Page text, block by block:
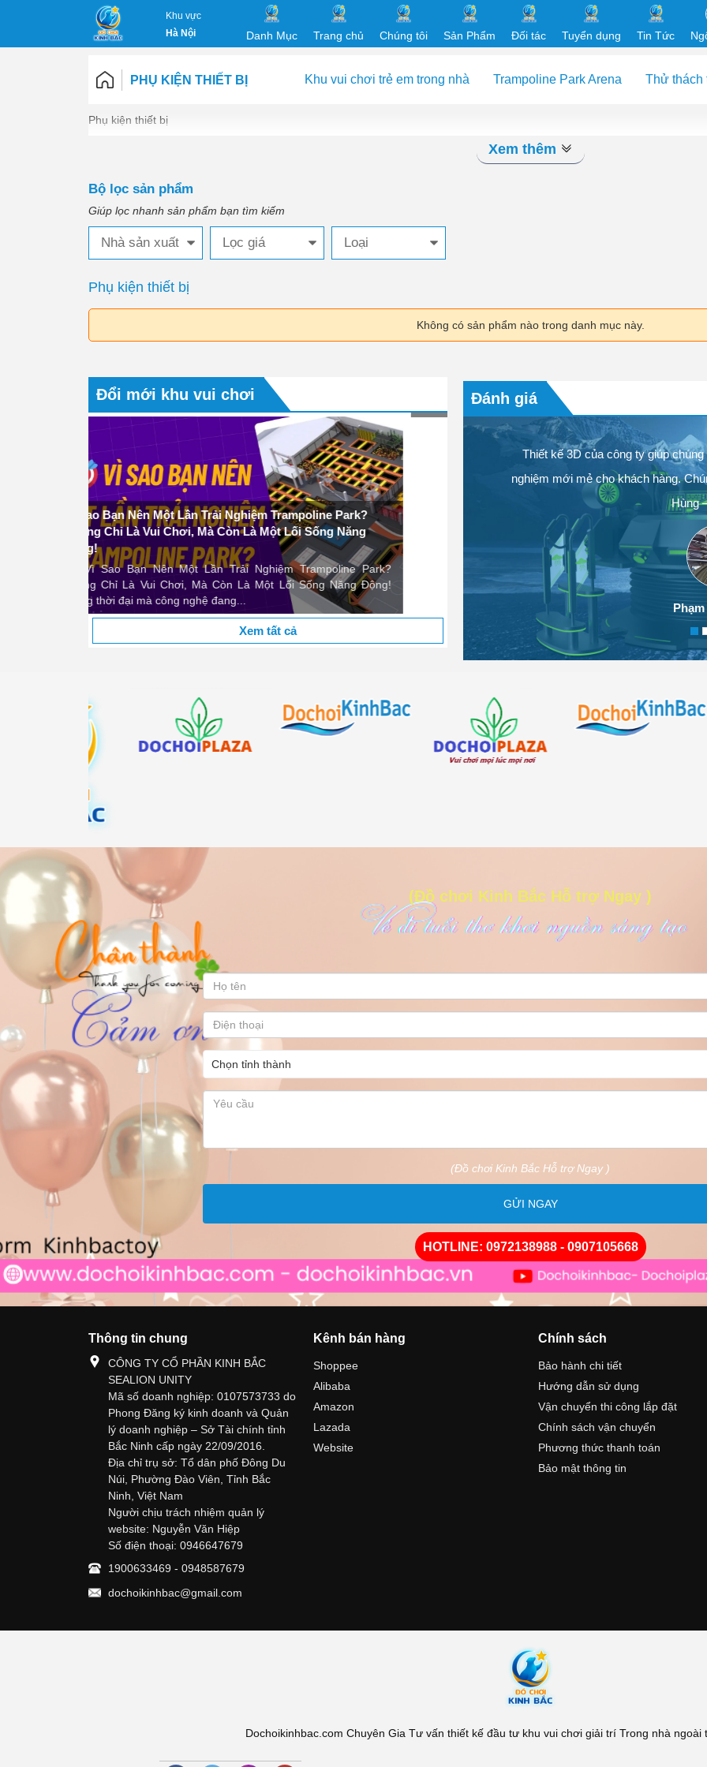
Khu vực
Hà Nội
Danh Mục Trang chủ Chúng tôi Sản Phẩm Đối tác Tuyển dụng Tin Tức
PHỤ KIỆN THIẾT BỊ Khu vui chơi trẻ em trong nhà Trampoline Park Arena Thử thách
Phụ kiện thiết bị
Xem thêm
Bộ lọc sản phẩm
Giúp lọc nhanh sản phẩm bạn tìm kiếm
Nhà sản xuất Lọc giá Loại
Phụ kiện thiết bị
Không có sản phẩm nào trong danh mục này.
Đổi mới khu vui chơi
đến chiến lược lớn, tầm nhìn xa hoặc sản phẩm độc đáo. Tuy
nhiên, một thực tế mà...
Mô Hình Nhà Bóng Kinh Doanh: Giải Pháp
Và Hiệu Quả Trong bối cảnh nhu cầu vui chơi,
ngày càng tăng cao,...
Xem tất cả
Đánh giá
Dịch vụ thiết kế 3D chất lượng cao và hợp lý về giá. Tôi rất hài lòng với mọi khía
cạnh của dự án của chúng tôi." - Lê Thị Mai Linh – Kiên Giang
Lê Thị Mai Linh
Thiết kế 3D của công ty giúp
nghiệm mới mẻ cho khách hàng.
Hùng
(Đồ chơi Kinh Bắc Hỗ trợ Ngay )
(Đồ chơi Kinh Bắc Hỗ trợ Ngay )
GỬI NGAY
HOTLINE: 0972138988 - 0907105668
Thông tin chung
CÔNG TY CỔ PHẦN KINH BẮC
SEALION UNITY
Mã số doanh nghiệp: 0107573733 do
Phong Đăng ký kinh doanh và Quản
lý doanh nghiệp – Sở Tài chính tỉnh
Bắc Ninh cấp ngày 22/09/2016.
Địa chỉ trụ sở: Tổ dân phố Đông Du
Núi, Phường Đào Viên, Tỉnh Bắc
Ninh, Việt Nam
Người chịu trách nhiệm quản lý
website: Nguyễn Văn Hiệp
Số điện thoại: 0946647679
1900633469 - 0948587679
dochoikinhbac@gmail.com
Kênh bán hàng
Shoppee
Alibaba
Amazon
Lazada
Website
Chính sách
Bảo hành chi tiết
Hướng dẫn sử dụng
Vận chuyển thi công lắp đặt
Chính sách vận chuyển
Phương thức thanh toán
Bảo mật thông tin
Dochoikinhbac.com Chuyên Gia Tư vấn thiết kế đầu tư khu vui chơi giải trí Trong nhà ngoài